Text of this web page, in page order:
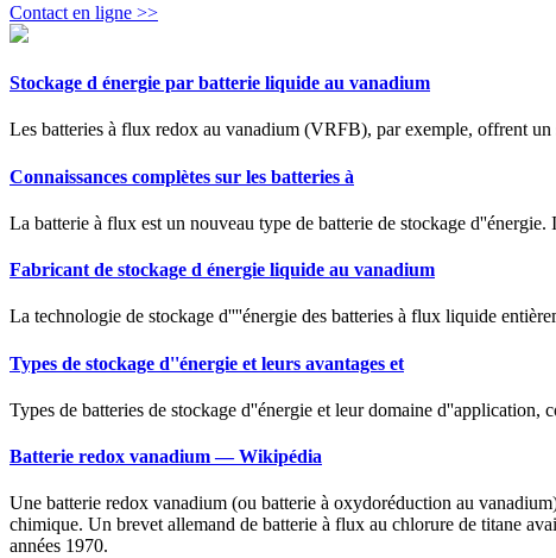
Contact en ligne >>
Stockage d énergie par batterie liquide au vanadium
Les batteries à flux redox au vanadium (VRFB), par exemple, offrent
Connaissances complètes sur les batteries à
La batterie à flux est un nouveau type de batterie de stockage
Fabricant de stockage d énergie liquide au vanadium
La technologie de stockage d''''énergie des batteries à flux liquide
Types de stockage d''énergie et leurs avantages et
Types de batteries de stockage d''énergie et leur domaine d''application,
Batterie redox vanadium — Wikipédia
Une batterie redox vanadium (ou batterie à oxydoréduction au
chimique. Un brevet allemand de batterie à flux au chlorure de titane
années 1970.